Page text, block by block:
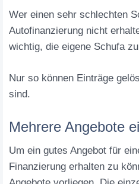
Wer einen sehr schlechten
Autofinanzierung nicht
wichtig, die eigene Schufa
Nur so können Einträge
sind.
Mehrere Angebote
Um ein gutes Angebot für
Finanzierung erhalten zu